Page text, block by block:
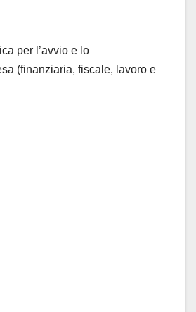
per l’avvio e lo
(finanziaria, fiscale, lavoro e